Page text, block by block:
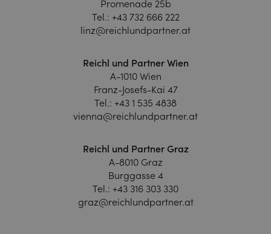
Promenade 25b
Tel.: +43 732 666 222
linz@reichlundpartner.at
Reichl und Partner Wien
A-1010 Wien
Franz-Josefs-Kai 47
Tel.: +43 1 535 4838
vienna@reichlundpartner.at
Reichl und Partner Graz
A-8010 Graz
Burggasse 4
Tel.: +43 316 303 330
graz@reichlundpartner.at